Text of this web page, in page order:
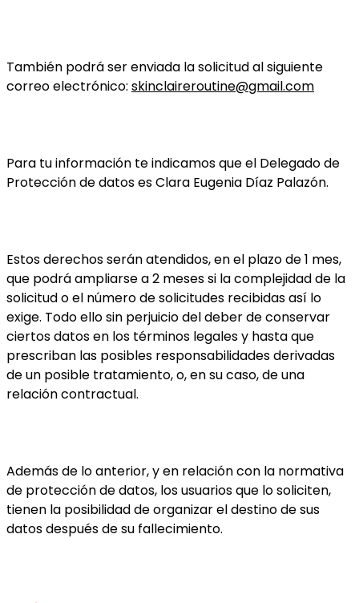
También podrá ser enviada la solicitud al siguiente
correo electrónico: skinclaireroutine@gmail.com
Para tu información te indicamos que el Delegado de
Protección de datos es Clara Eugenia Díaz Palazón.
Estos derechos serán atendidos, en el plazo de 1 mes,
que podrá ampliarse a 2 meses si la complejidad de la
solicitud o el número de solicitudes recibidas así lo
exige. Todo ello sin perjuicio del deber de conservar
ciertos datos en los términos legales y hasta que
prescriban las posibles responsabilidades derivadas
de un posible tratamiento, o, en su caso, de una
relación contractual.
Además de lo anterior, y en relación con la normativa
de protección de datos, los usuarios que lo soliciten,
tienen la posibilidad de organizar el destino de sus
datos después de su fallecimiento.